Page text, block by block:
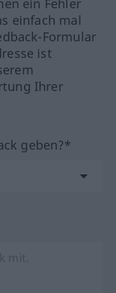
einfach mal
Formular
ist
Ihrer
geben?*